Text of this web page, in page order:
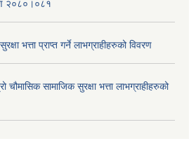
२०८०।०८१
भत्ता प्राप्त गर्ने लाभग्राहीहरुको विवरण
सामाजिक सुरक्षा भत्ता लाभग्राहीहरुको